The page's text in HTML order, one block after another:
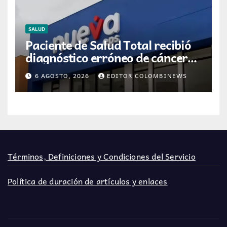
SALUD
Paciente de Salud Total recibió
diagnóstico erróneo de cáncer
por resultados de otra persona
6 AGOSTO, 2026 EDITOR COLOMBINEWS
Términos, Definiciones y Condiciones del Servicio
Política de duración de artículos y enlaces